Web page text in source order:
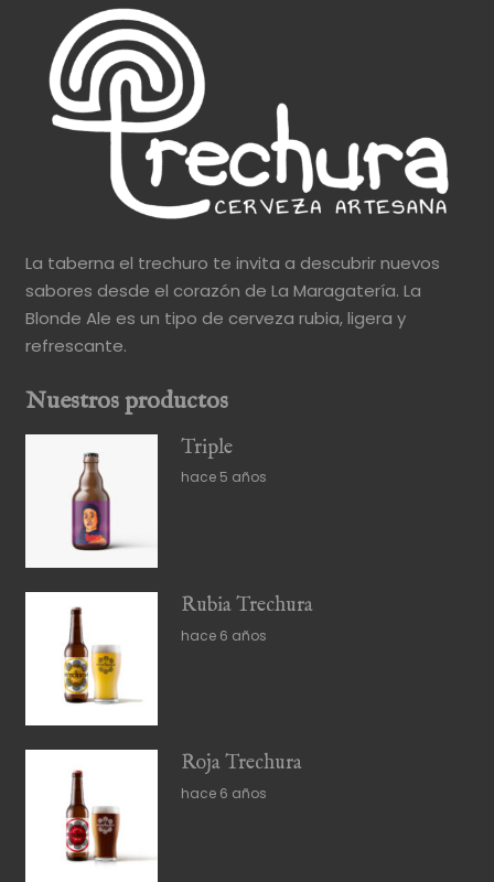
La taberna el trechuro te invita a descubrir nuevos
sabores desde el corazón de La Maragatería. La
Blonde Ale es un tipo de cerveza rubia, ligera y
refrescante.
Nuestros productos
Triple
hace 5 años
Rubia Trechura
hace 6 años
Roja Trechura
hace 6 años